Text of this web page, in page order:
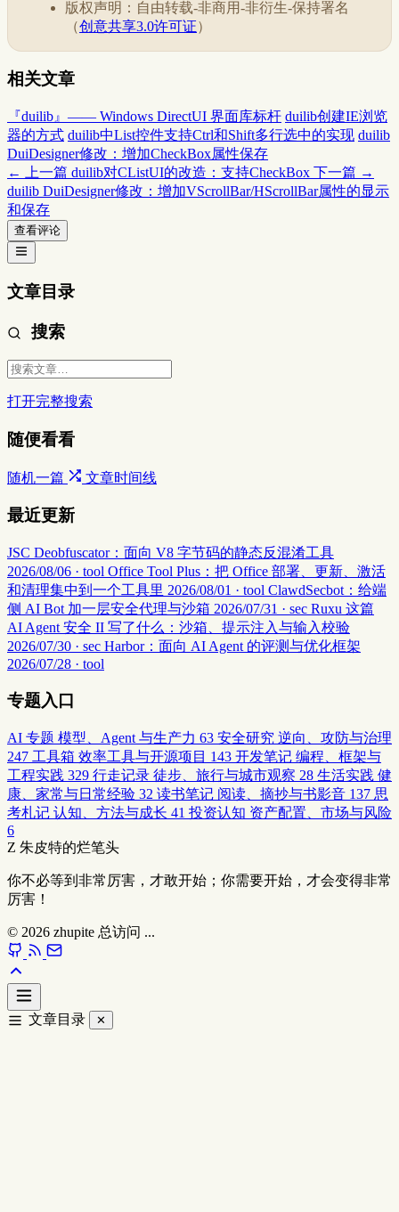
版权声明：自由转载-非商用-非衍生-保持署名
（创意共享3.0许可证）
相关文章
『duilib』—— Windows DirectUI 界面库标杆 duilib创建IE浏览
器的方式 duilib中List控件支持Ctrl和Shift多行选中的实现 duilib
DuiDesigner修改：增加CheckBox属性保存
← 上一篇 duilib对CListUI的改造：支持CheckBox 下一篇 →
duilib DuiDesigner修改：增加VScrollBar/HScrollBar属性的显示
和保存
查看评论
文章目录
搜索
打开完整搜索
随便看看
随机一篇 文章时间线
最近更新
JSC Deobfuscator：面向 V8 字节码的静态反混淆工具
2026/08/06 · tool Office Tool Plus：把 Office 部署、更新、激活
和清理集中到一个工具里 2026/08/01 · tool ClawdSecbot：给端
侧 AI Bot 加一层安全代理与沙箱 2026/07/31 · sec Ruxu 这篇
AI Agent 安全 II 写了什么：沙箱、提示注入与输入校验
2026/07/30 · sec Harbor：面向 AI Agent 的评测与优化框架
2026/07/28 · tool
专题入口
AI 专题 模型、Agent 与生产力 63 安全研究 逆向、攻防与治理
247 工具箱 效率工具与开源项目 143 开发笔记 编程、框架与
工程实践 329 行走记录 徒步、旅行与城市观察 28 生活实践 健
康、家常与日常经验 32 读书笔记 阅读、摘抄与书影音 137 思
考札记 认知、方法与成长 41 投资认知 资产配置、市场与风险
6
Z 朱皮特的烂笔头
你不必等到非常厉害，才敢开始；你需要开始，才会变得非常
厉害！
© 2026 zhupite 总访问 ...
文章目录 ✕